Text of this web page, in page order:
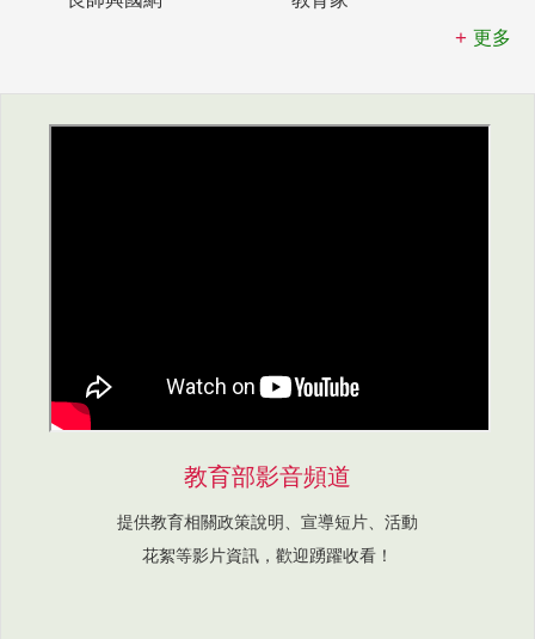
更多
教育部影音頻道
提供教育相關政策說明、宣導短片、活動
花絮等影片資訊，歡迎踴躍收看！